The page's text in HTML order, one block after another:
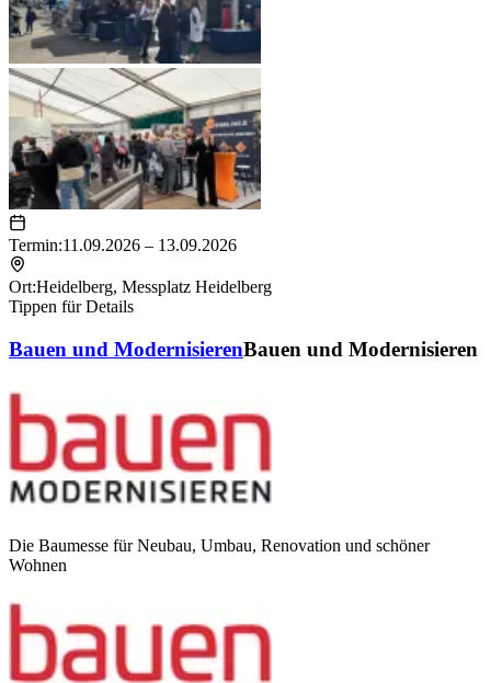
Termin:11.09.2026 – 13.09.2026
Ort:Heidelberg, Messplatz Heidelberg
Tippen für Details
Bauen und ModernisierenBauen und Modernisieren
Die Baumesse für Neubau, Umbau, Renovation und schöner
Wohnen